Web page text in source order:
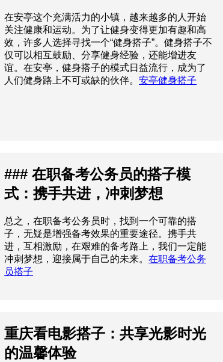
在安亭这个充满活力的小镇，越来越多的人开始
关注健康和运动。为了让健身变得更加有趣和高
效，许多人选择寻找一个“健身搭子”。健身搭子不
仅可以相互鼓励、分享健身经验，还能增进友
谊。在安亭，健身搭子的模式日益流行，成为了
人们健身路上不可或缺的伙伴。安亭健身搭子
### 在职备考公务员的搭子模
式：携手共进，冲刺梦想
总之，在职备考公务员时，找到一个可靠的搭
子，无疑是增强备考效果的重要途径。携手共
进，互相激励，在艰难的备考路上，我们一定能
冲刺梦想，迎接属于自己的未来。在职备考公务
员搭子
重庆看电影搭子：共享光影时光
的温馨体验